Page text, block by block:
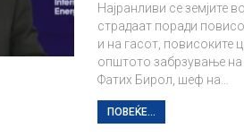
Најранливи се земјите
страдаат поради
и на гасот, повисоките
општото забрзување на
Фатих Бирол, шеф на…
ПОВЕЌЕ...